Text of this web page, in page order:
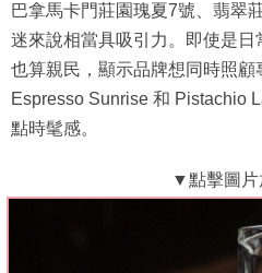
巴拿馬卡門莊園瑰夏7號、翡翠
迷來說相當具吸引力。即使是
也算親民，顯示品牌想同時照
Espresso Sunrise 和 Pistachio
點時髦感。